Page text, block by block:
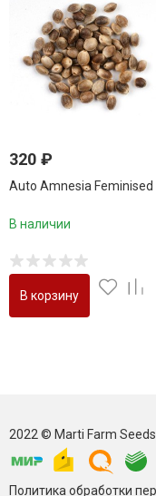
320 ₽
Auto Amnesia Feminised
В наличии
В корзину
2022 © Marti Farm
Политика обработки